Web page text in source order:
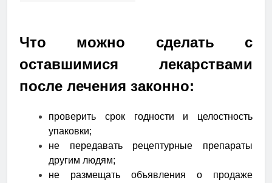
Что можно сделать с
оставшимися лекарствами
после лечения законно:
проверить срок годности и целостность
упаковки;
не передавать рецептурные препараты
другим людям;
не размещать объявления о продаже